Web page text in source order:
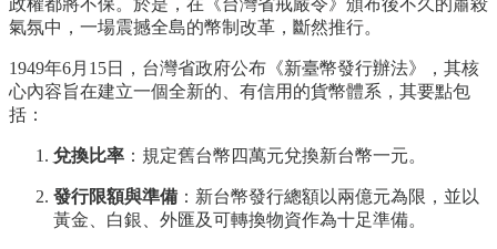
政權都將不保。於是，在《台灣省戒嚴令》頒布後不久的肅殺
氣氛中，一場震撼全島的幣制改革，斷然推行。
1949年6月15日，台灣省政府公布《新臺幣發行辦法》，其核
心內容旨在建立一個全新的、有信用的貨幣體系，其要點包
括：
兌換比率 ：規定舊台幣四萬元兌換新台幣一元。
發行限額與準備 ：新台幣發行總額以兩億元為限，並以
黃金、白銀、外匯及可轉換物資作為十足準備。